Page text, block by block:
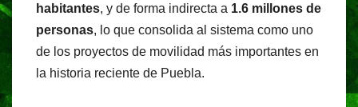
habitantes, y de forma indirecta a 1.6 millones de
personas, lo que consolida al sistema como uno
de los proyectos de movilidad más importantes en
la historia reciente de Puebla.